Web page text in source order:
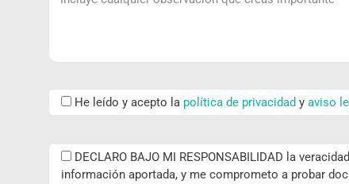
He leído y acepto la política de privacidad y aviso
DECLARO BAJO MI RESPONSABILIDAD la
información aportada, y me comprometo a probar